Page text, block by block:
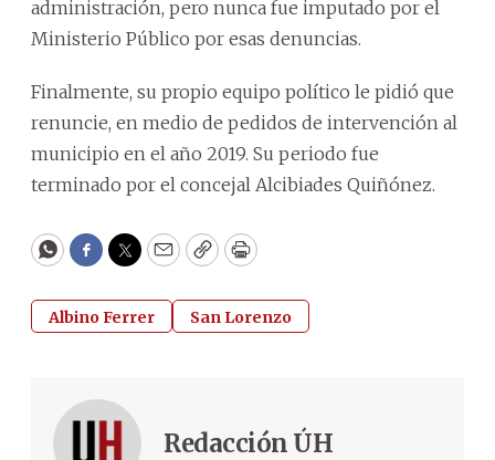
administración, pero nunca fue imputado por el
Ministerio Público por esas denuncias.
Finalmente, su propio equipo político le pidió que
renuncie, en medio de pedidos de intervención al
municipio en el año 2019. Su periodo fue
terminado por el concejal Alcibiades Quiñónez.
WhatsApp
Facebook
Twitter
EmailCopyPrint
Albino Ferrer San Lorenzo
Redacción ÚH